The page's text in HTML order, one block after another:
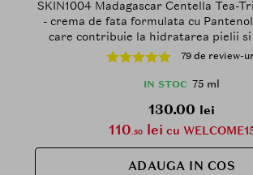
SKIN1004 Madagascar Centella Tea-
- crema de fata formulata cu
care contribuie la hidratarea pielii
sebumului si la metinerea barierei
79 de review-
IN STOC 75 ml
130.00 lei
110.50lei cu
ADAUGA IN COS